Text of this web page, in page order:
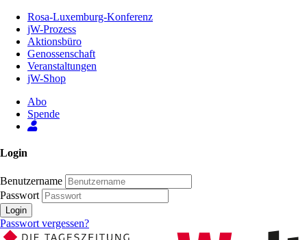
Inhalt
Seite
Rosa-Luxemburg-Konferenz
jW-Prozess
Aktionsbüro
Genossenschaft
Veranstaltungen
jW-Shop
Abo
Spende
Login
Benutzername
Passwort
Login
Passwort vergessen?